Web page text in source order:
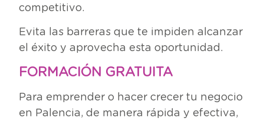
competitivo.
Evita las barreras que te impiden alcanzar
el éxito y aprovecha esta oportunidad.
FORMACIÓN GRATUITA
Para emprender o hacer crecer tu negocio
en Palencia, de manera rápida y efectiva,